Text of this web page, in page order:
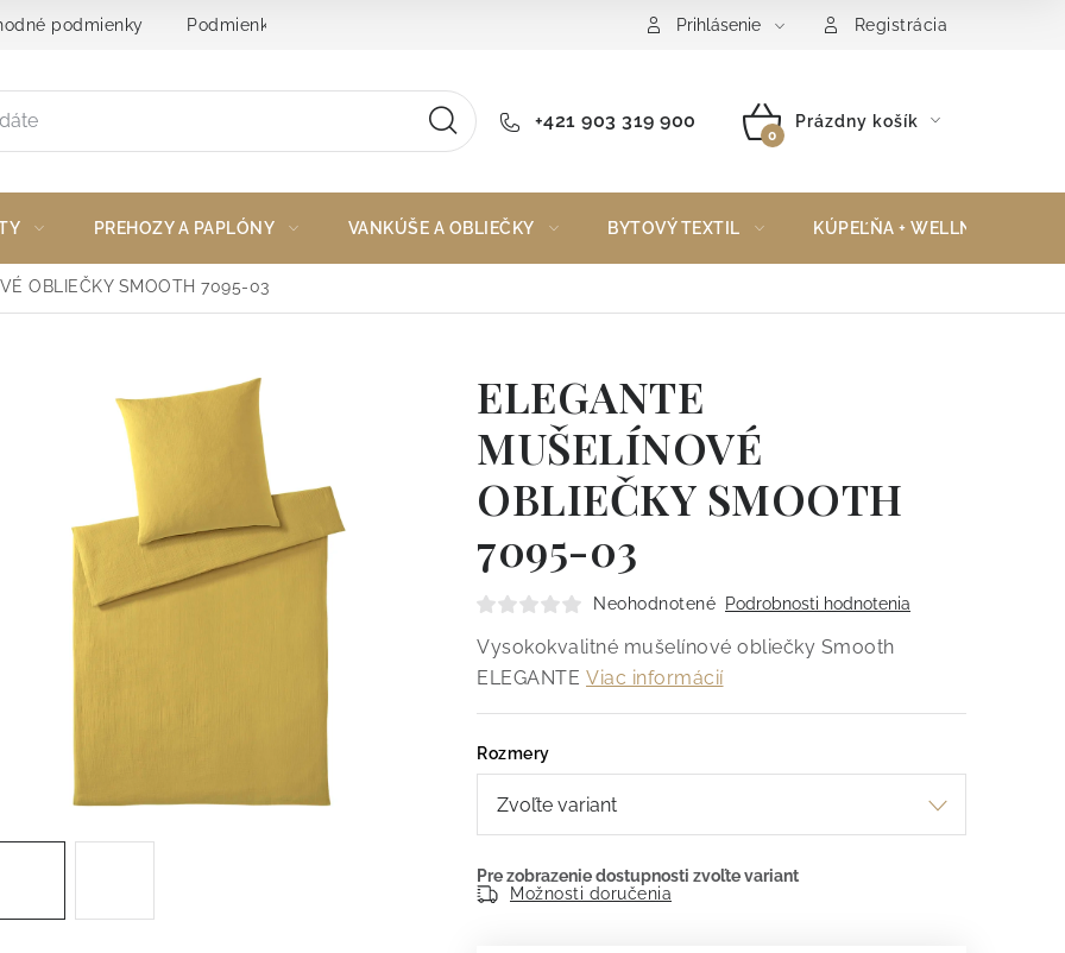
podmienky Podmienky ochrany osobných údajov Reklamačný poriadok Vrátenie tovaru
Prihlásenie Registrácia
+421 903 319 900
NÁKUPNÝ
Prázdny košík
PREHOZY A PAPLÓNY VANKÚŠE A OBLIEČKY BYTOVÝ TEXTIL KÚPEĽŇA + WELLNESS
OBLIEČKY SMOOTH 7095-03
ELEGANTE
MUŠELÍNOVÉ
OBLIEČKY SMOOTH
7095-03
Neohodnotené Podrobnosti hodnotenia
Vysokokvalitné mušelínové obliečky Smooth
ELEGANTE Viac informácií
Rozmery
Možnosti doručenia